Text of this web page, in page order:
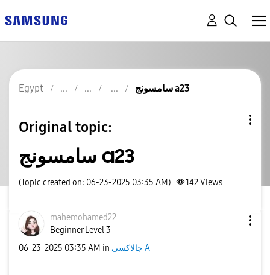
Egypt سامسونج a23
Original topic:
سامسونج a23
(Topic created on: 06-23-2025 03:35 AM) 142Views
mahemohamed22
Beginner Level 3
‎06-23-2025 03:35 AM in جالاكسى A